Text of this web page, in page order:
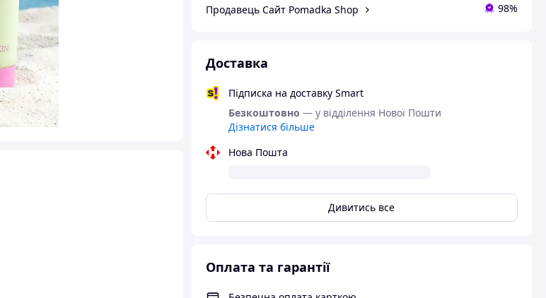
Продавець Сайт Pomadka Shop 98%
Доставка
Підписка на доставку Smart
Безкоштовно — у відділення Нової Пошти
Дізнатися більше
Нова Пошта
Дивитись все
Оплата та гарантії